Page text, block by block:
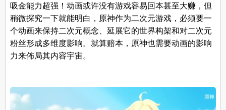
吸金能力超强！动画或许没有游戏容易回本甚至大赚，但
稍微探究一下就能明白，原神作为二次元游戏，必须要一
个动画来保持二次元概念、延展它的世界构架和对二次元
粉丝形成多维度影响。就算赔本，原神也需要动画的影响
力来佈局其内容宇宙。